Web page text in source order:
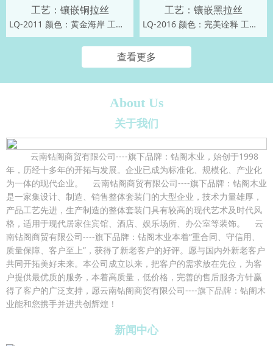
LQ-2011 颜色：黄金海岸 工艺：镶嵌铜拉丝 LQ-2016 颜色：完美诠释 工艺：镶嵌黑拉丝
查看更多
About Us
关于我们
云南钻阁商贸有限公司----旗下品牌：钻阁木业，始创于1998
年，历经十多年的开拓与发展。企业已成为标准化、规模化、产业化
为一体的现代企业。 云南钻阁商贸有限公司----旗下品牌：钻阁木业
是一家集设计、制造、销售整体套装门的大型企业，技术力量雄厚，
产品工艺先进，生产制造的整体套装门具有较高的现代艺术及时代风
格，适用于现代居家住宾馆、酒店、娱乐场所、办公室等装饰。 云
南钻阁商贸有限公司----旗下品牌：钻阁木业本着“重合同、守信用、
质量保障、客户至上”，获得了新老客户的好评。愿与国内外新老客户
共同开拓美好未来。本公司成立以来，把客户的需求放在先位，为客
户提供最优质的服务，本着高质量，低价格，完善的售后服务方针赢
得了客户的广泛支持，愿云南钻阁商贸有限公司----旗下品牌：钻阁木
业能和您携手并进共创辉煌！
新闻中心